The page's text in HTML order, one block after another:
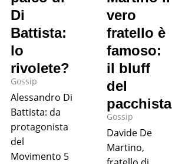
Di
Battista:
lo
rivolete?
Gossip
Alessandro Di
Battista: da
protagonista
del
Movimento 5
vero
fratello è
famoso:
il bluff
del
pacchista
Gossip
Davide De
Martino,